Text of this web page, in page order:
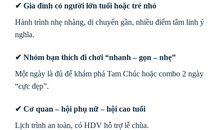
✔ Gia đình có người lớn tuổi hoặc trẻ nhỏ
Hành trình nhẹ nhàng, di chuyển gần, nhiều điểm tâm linh ý
nghĩa.
✔ Nhóm bạn thích đi chơi “nhanh – gọn – nhẹ”
Một ngày là đủ để khám phá Tam Chúc hoặc combo 2 ngày
“cực đẹp”.
✔ Cơ quan – hội phụ nữ – hội cao tuổi
Lịch trình an toàn, có HDV hỗ trợ lễ chùa.